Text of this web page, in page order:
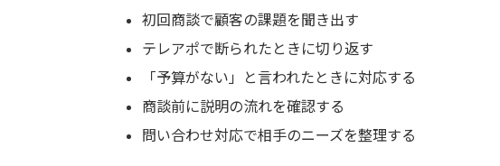
初回商談で顧客の課題を聞き出す
テレアポで断られたときに切り返す
「予算がない」と言われたときに対応する
商談前に説明の流れを確認する
問い合わせ対応で相手のニーズを整理する